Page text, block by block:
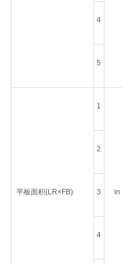
4
5
平板面积(LR×FB)
1
in
2
3
4